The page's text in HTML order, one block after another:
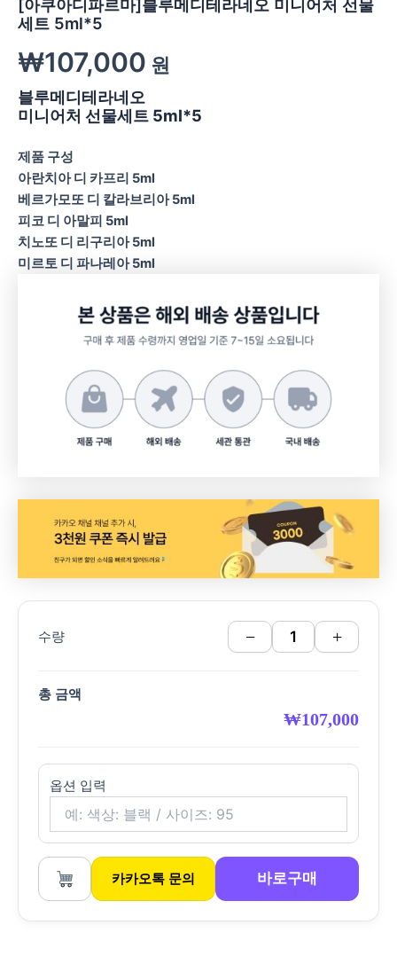
[아쿠아디파르마]블루메디테라네오 미니어처 선물
세트 5ml*5
₩107,000 원
블루메디테라네오
미니어처 선물세트 5ml*5
제품 구성
아란치아 디 카프리 5ml
베르가모또 디 칼라브리아 5ml
피코 디 아말피 5ml
치노또 디 리구리아 5ml
미르토 디 파나레아 5ml
수량 − +
총 금액
₩107,000
옵션 입력
카카오톡 문의 바로구매